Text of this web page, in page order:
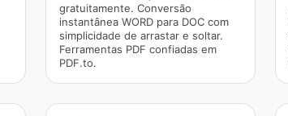
gratuitamente. Conversão
instantânea WORD para DOC com
simplicidade de arrastar e soltar.
Ferramentas PDF confiadas em
PDF.to.